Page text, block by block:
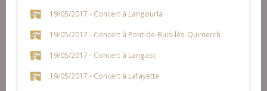
19/05/2017 - Concert à Langourla
19/05/2017 - Concert à Pont-de-Buis-lès-Quimerch
19/05/2017 - Concert à Langast
19/05/2017 - Concert à Lafayette